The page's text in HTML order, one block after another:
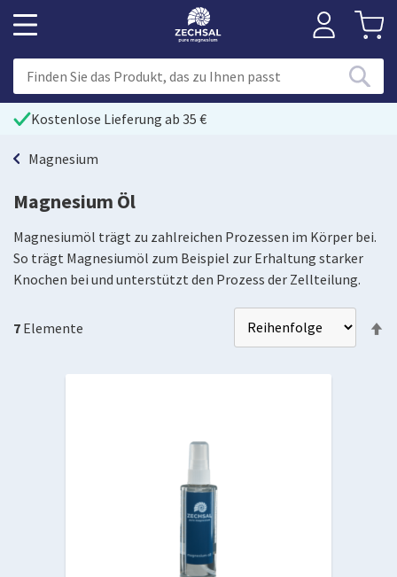
Kostenlose Lieferung ab 35 €
Magnesium
Magnesium Öl
Magnesiumöl trägt zu zahlreichen Prozessen im Körper bei.
So trägt Magnesiumöl zum Beispiel zur Erhaltung starker
Knochen bei und unterstützt den Prozess der Zellteilung.
7 Elemente